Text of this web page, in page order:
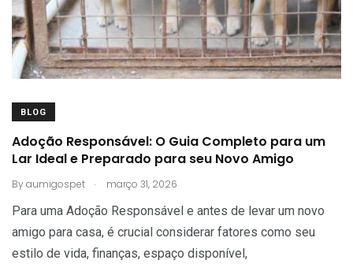
BLOG
Adoção Responsável: O Guia Completo para um
Lar Ideal e Preparado para seu Novo Amigo
Byaumigospet . março 31, 2026
Para uma Adoção Responsável e antes de levar um novo
amigo para casa, é crucial considerar fatores como seu
estilo de vida, finanças, espaço disponível,